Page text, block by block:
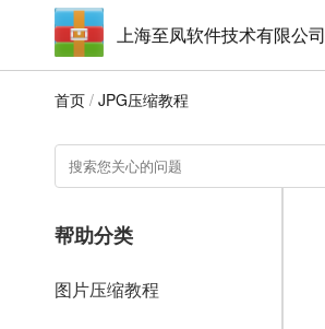
上海至凤软件技术有限公司
首页 / JPG压缩教程
帮助分类
图片压缩教程